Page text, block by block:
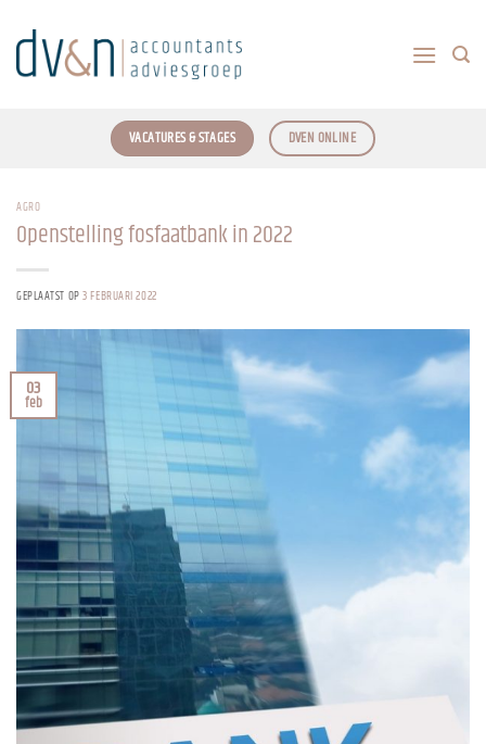
naar
inhoud
VACATURES & STAGES DVEN ONLINE
AGRO
Openstelling fosfaatbank in 2022
GEPLAATST OP3 FEBRUARI 2022
03
feb